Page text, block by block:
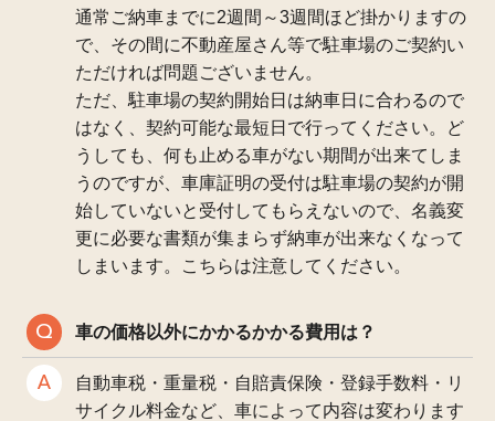
通常ご納車までに2週間～3週間ほど掛かりますの
で、その間に不動産屋さん等で駐車場のご契約い
ただければ問題ございません。
ただ、駐車場の契約開始日は納車日に合わるので
はなく、契約可能な最短日で行ってください。ど
うしても、何も止める車がない期間が出来てしま
うのですが、車庫証明の受付は駐車場の契約が開
始していないと受付してもらえないので、名義変
更に必要な書類が集まらず納車が出来なくなって
しまいます。こちらは注意してください。
車の価格以外にかかるかかる費用は？
自動車税・重量税・自賠責保険・登録手数料・リ
サイクル料金など、車によって内容は変わります